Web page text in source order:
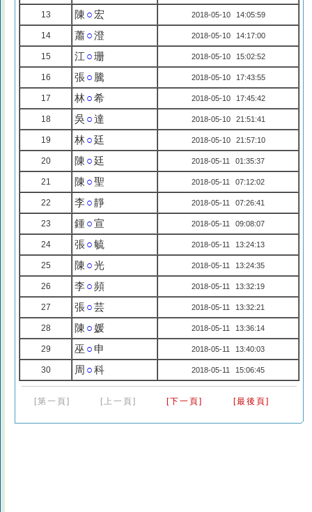
13 陳 ○ 宏 2018-05-10 14:05:59
14 蕭○澄 2018-05-10 14:17:00
15 江 ○珊 2018-05-10 15:02:52
16 張○ 騰 2018-05-10 17:43:55
17 林○希 2018-05-10 17:45:42
18 吳 ○達 2018-05-10 21:51:41
19 林○廷 2018-05-10 21:57:10
20 陳 ○廷 2018-05-11 01:35:37
21 陳 ○聖 2018-05-11 07:12:02
22 李○靜 2018-05-11 07:26:41
23 鍾○宣 2018-05-11 09:08:07
24 張○毓 2018-05-11 13:24:13
25 陳 ○光 2018-05-11 13:24:35
26 李○頻 2018-05-11 13:32:19
27 張○芸 2018-05-11 13:32:21
28 陳 ○媛 2018-05-11 13:36:14
29 巫 ○ 申 2018-05-11 13:40:03
30 周 ○科 2018-05-11 15:06:45
[第一頁] [上一頁] [下一頁] [最後頁]